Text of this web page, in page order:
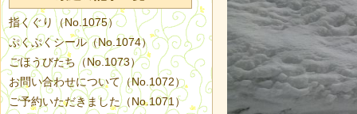
指くぐり（No.1075）
ぷくぷくシール（No.1074）
ごほうびたち（No.1073）
お問い合わせについて（No.1072）
ご予約いただきました（No.1071）